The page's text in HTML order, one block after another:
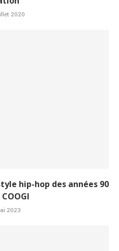
2020
hip-hop des années 90
2023